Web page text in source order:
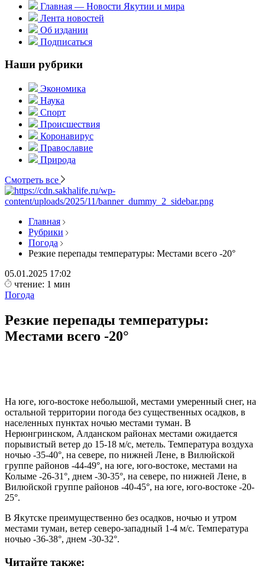
Главная — Новости Якутии и мира
Лента новостей
Об издании
Подписаться
Наши рубрики
Экономика
Наука
Спорт
Происшествия
Коронавирус
Православие
Природа
Смотреть все
Главная
Рубрики
Погода
Резкие перепады температуры: Местами всего -20°
05.01.2025 17:02
чтение: 1 мин
Погода
Резкие перепады температуры:
Местами всего -20°
На юге, юго-востоке небольшой, местами умеренный снег, на
остальной территории погода без существенных осадков, в
населенных пунктах ночью местами туман. В
Нерюнгринском, Алданском районах местами ожидается
порывистый ветер до 15-18 м/с, метель. Температура воздуха
ночью -35-40°, на севере, по нижней Лене, в Вилюйской
группе районов -44-49°, на юге, юго-востоке, местами на
Колыме -26-31°, днем -30-35°, на севере, по нижней Лене, в
Вилюйской группе районов -40-45°, на юге, юго-востоке -20-
25°.
В Якутске преимущественно без осадков, ночью и утром
местами туман, ветер северо-западный 1-4 м/с. Температура
ночью -36-38°, днем -30-32°.
Читайте также: